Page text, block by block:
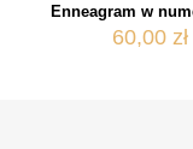
Enneagram w
60,00 zł